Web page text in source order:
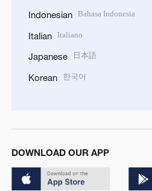
Indonesian Bahasa Indonesia
Italian Italiano
Japanese 日本語
Korean 한국어
DOWNLOAD OUR APP